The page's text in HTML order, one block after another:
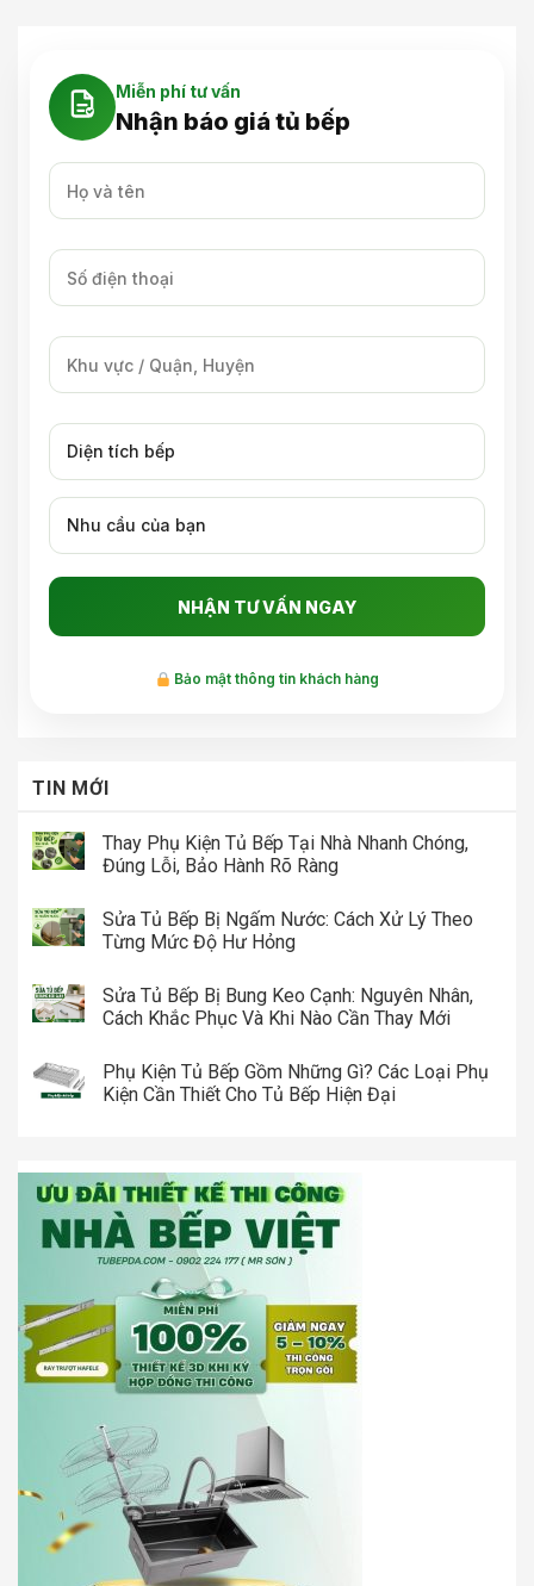
Miễn phí tư vấn
Nhận báo giá tủ bếp
Bảo mật thông tin khách hàng
TIN MỚI
Thay Phụ Kiện Tủ Bếp Tại Nhà Nhanh Chóng,
Đúng Lỗi, Bảo Hành Rõ Ràng
Sửa Tủ Bếp Bị Ngấm Nước: Cách Xử Lý Theo
Từng Mức Độ Hư Hỏng
Sửa Tủ Bếp Bị Bung Keo Cạnh: Nguyên Nhân,
Cách Khắc Phục Và Khi Nào Cần Thay Mới
Phụ Kiện Tủ Bếp Gồm Những Gì? Các Loại Phụ
Kiện Cần Thiết Cho Tủ Bếp Hiện Đại